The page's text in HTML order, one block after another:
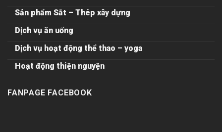
Sản phẩm Sắt – Thép xây dựng
Dịch vụ ăn uống
Dịch vụ hoạt động thể thao – yoga
Hoạt động thiện nguyện
FANPAGE FACEBOOK